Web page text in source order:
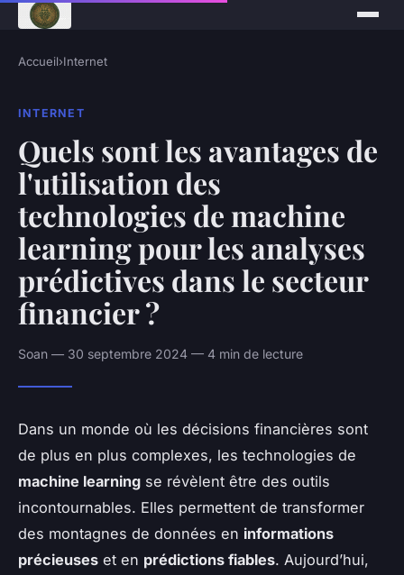
Accueil›Internet
INTERNET
Quels sont les avantages de
l'utilisation des
technologies de machine
learning pour les analyses
prédictives dans le secteur
financier ?
Soan — 30 septembre 2024 — 4 min de lecture
Dans un monde où les décisions financières sont
de plus en plus complexes, les technologies de
machine learning se révèlent être des outils
incontournables. Elles permettent de transformer
des montagnes de données en informations
précieuses et en prédictions fiables. Aujourd’hui,